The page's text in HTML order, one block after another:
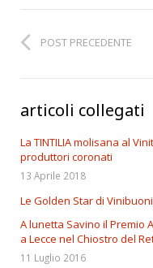
POST PRECEDENTE
articoli collegati
La TINTILIA molisana al
produttori coronati
13 Aprile 2018
Le Golden Star di Vinibuoni
A lunetta Savino il Premio
a Lecce nel Chiostro del
11 Luglio 2016